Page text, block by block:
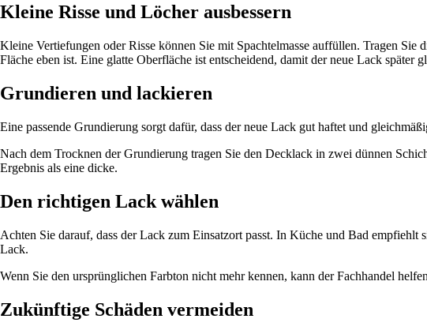
Kleine Risse und Löcher ausbessern
Kleine Vertiefungen oder Risse können Sie mit Spachtelmasse auffüllen. Tragen
Fläche eben ist. Eine glatte Oberfläche ist entscheidend, damit der neue Lack später
Grundieren und lackieren
Eine passende Grundierung sorgt dafür, dass der neue Lack gut haftet und
Nach dem Trocknen der Grundierung tragen Sie den Decklack in zwei dünnen
Ergebnis als eine dicke.
Den richtigen Lack wählen
Achten Sie darauf, dass der Lack zum Einsatzort passt. In Küche und Bad
Lack.
Wenn Sie den ursprünglichen Farbton nicht mehr kennen, kann der Fachhandel
Zukünftige Schäden vermeiden